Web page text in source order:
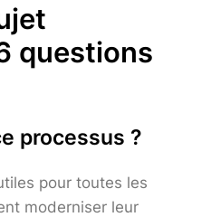
questions
processus ?
pour toutes les
moderniser leur